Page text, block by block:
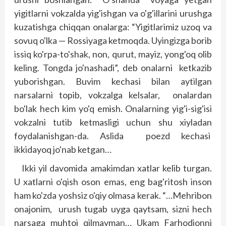
yigitlarni vokzalda yig'ishgan va o'g'illarini urushga
kuzatishga chiqqan onalarga: “Yigitlarimiz uzoq va
sovuq o'lka — Ros­siyaga ketmoqda. Uyingizga borib
issiq ko'rpa-to'shak, non, qurut, mayiz, yong'oq olib
keling. Tongda jo'nashadi”, deb onalarni ketkazib
yuborishgan. Buvim kechasi bilan aytilgan
narsalarni topib, vokzalga kelsalar, onalardan
bo'lak hech kim yo'q emish. Onalarning yig'i-sig'isi
vokzalni tutib ketmasligi uchun shu xiyladan
foydalanishgan-da. Aslida poezd kechasi
ikkidayoq jo'nab ketgan…
Ikki yil davomida amakimdan xatlar kelib turgan.
U xatlarni o'qish oson emas, eng bag'ritosh inson
ham ko'zda yoshsiz o'qiy olmasa kerak. “…Meh­­ribon
onajonim, urush tugab uyga qaytsam, sizni hech
narsaga muhtoj qilmayman… Ukam Farhodjonni